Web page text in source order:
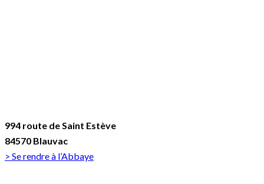
994 route de Saint Estève
84570 Blauvac
> Se rendre à l’Abbaye